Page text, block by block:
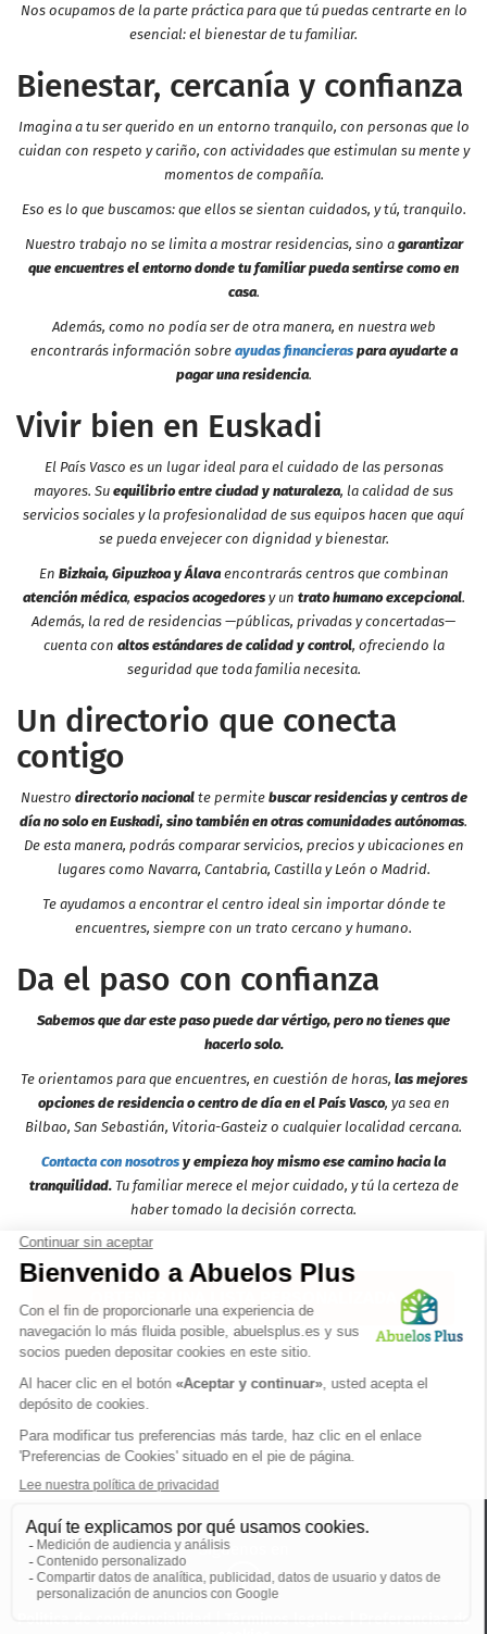
Nos ocupamos de la parte práctica para que tú puedas centrarte en lo
esencial: el bienestar de tu familiar.
Bienestar, cercanía y confianza
Imagina a tu ser querido en un entorno tranquilo, con personas que lo
cuidan con respeto y cariño, con actividades que estimulan su mente y
momentos de compañía.
Eso es lo que buscamos: que ellos se sientan cuidados, y tú, tranquilo.
Nuestro trabajo no se limita a mostrar residencias, sino a garantizar
que encuentres el entorno donde tu familiar pueda sentirse como en
casa.
Además, como no podía ser de otra manera, en nuestra web
encontrarás información sobre ayudas financieras para ayudarte a
pagar una residencia.
Vivir bien en Euskadi
El País Vasco es un lugar ideal para el cuidado de las personas
mayores. Su equilibrio entre ciudad y naturaleza, la calidad de sus
servicios sociales y la profesionalidad de sus equipos hacen que aquí
se pueda envejecer con dignidad y bienestar.
En Bizkaia, Gipuzkoa y Álavaencontrarás centros que combinan
atención médica, espacios acogedoresy un trato humano excepcional.
Además, la red de residencias —públicas, privadas y concertadas—
cuenta con altos estándares de calidad y control, ofreciendo la
seguridad que toda familia necesita.
Un directorio que conecta
contigo
Nuestro directorio nacionalte permite buscar residencias y centros de
día no solo en Euskadi, sino también en otras comunidades autónomas.
De esta manera, podrás comparar servicios, precios y ubicaciones en
lugares como Navarra, Cantabria, Castilla y León o Madrid.
Te ayudamos a encontrar el centro ideal sin importar dónde te
encuentres, siempre con un trato cercano y humano.
Da el paso con confianza
Sabemos que dar este paso puede dar vértigo, pero no tienes que
hacerlo solo.
Te orientamos para que encuentres, en cuestión de horas, las mejores
opciones de residencia o centro de día en el País Vasco, ya sea en
Bilbao, San Sebastián, Vitoria-Gasteiz o cualquier localidad cercana.
Contacta con nosotros y empieza hoy mismo ese camino hacia la
tranquilidad.Tu familiar merece el mejor cuidado, y tú la certeza de
haber tomado la decisión correcta.
Síguenos en